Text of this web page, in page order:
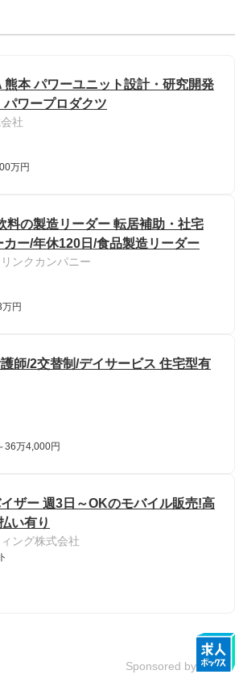
熊本 パワーユニット設計・研究開発
ワープロダクツ
社
万円
料の製造リーダー 転居補助・社宅
ー/年休120日/食品製造リーダー
ンクカンパニー
円
護師/2交替制/デイサービス 住宅型有
36万4,000円
ザー 週3日～OKのモバイル販売!高
い有り
ング株式会社
Sponsored by